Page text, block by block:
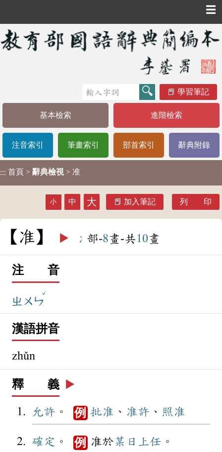
☰
學習筆記
基本檢索 進階檢索
注音索引 筆畫索引 部首索引 辭典附錄
::: 首頁 > 辭典檢視 > 准
小 中 大 加入筆記 列 印
准 ▶️ 冫 部-8畫-共 10畫
注 音
ㄓㄨㄣ
ˇ
漢語拼音
zhǔn
釋 義 ▶️
允許 。 例 批准 、 准許 、 照准
確定 。 例 准於某日 上任 。